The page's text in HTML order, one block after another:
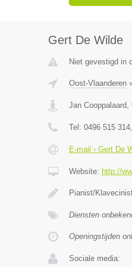
Gert De Wilde
Niet gevestigd in
Oost-Vlaanderen
Jan Cooppalaard,
Tel: 0496 515 314
E-mail › Gert De
Website: http://
Pianist/
Diensten
Openingstijden
Sociale media: